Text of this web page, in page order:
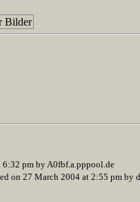
Bilder
6:32 pm by A0fbf.a.pppool.de
on 27 March 2004 at 2:55 pm by